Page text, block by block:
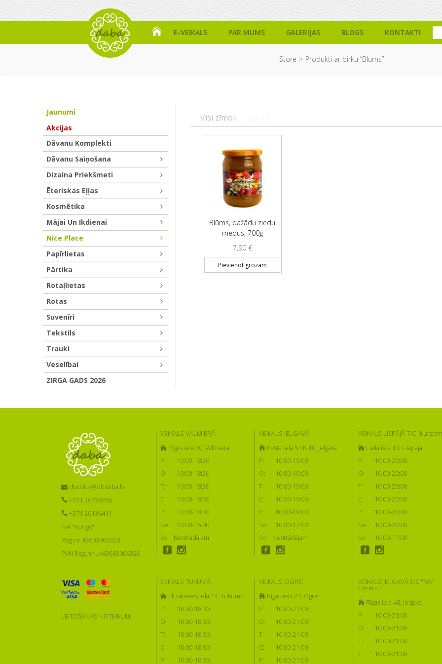
E-VEIKALS PAR MUMS GALERIJAS BLOGS KONTAKTI
Store Produkti ar birku “Blūms”
Visi zīmoli
Blūms, dažādu ziedu
medus, 700g
7,90 €
Pievienot grozam
Jaunumi
Akcijas
Dāvanu Komplekti
Dāvanu Saiņošana
Dizaina Priekšmeti
Ēteriskas Eļļas
Kosmētika
Mājai Un Ikdienai
Nice Place
Papīrlietas
Pārtika
Rotaļlietas
Rotas
Suvenīri
Tekstils
Trauki
Veselībai
ZIRGA GADS 2026
dbdaba@dbdaba.lv
+371 26739266
+371 26136411
SIA "Kongs"
Reģ.nr 43603006320
PVN Reģ.nr LV43603006320
LIETOŠANAS NOTEIKUMI
VEIKALS VALMIERĀ:
Rīgas iela 30, Valmiera
P:
10:00-18:30
O:
10:00-18:30
T:
10:00-18:30
C:
10:00-18:30
P:
10:00-18:30
Se:
10:00-15:00
Sv:
Nestrādājam
VEIKALS JELGAVĀ:
Pasta iela 51 K-10, Jelgava
P:
10:00-19:00
O:
10:00-19:00
T:
10:00-19:00
C:
10:00-19:00
P:
10:00-19:00
Se:
10:00-17:00
Sv:
Nestrādājam
VEIKALS LIEPĀJĀ T/C
Lielā iela 13, Liepāja
P:
10:00-20:00
O:
10:00-20:00
T:
10:00-20:00
C:
10:00-20:00
P:
10:00-20:00
Se:
10:00-20:00
Sv:
10:00-17:00
VEIKALS TUKUMĀ
Elizabetes iela 14, Tukums
P:
10:00-18:30
O:
10:00-18:30
T:
10:00-18:30
C:
10:00-18:30
P:
10:00-18:30
VEIKALS OGRĒ:
Rīgas iela 23, Ogre
P:
10:00-21:00
O:
10:00-21:00
T:
10:00-21:00
C:
10:00-21:00
P:
10:00-21:00
VEIKALS JELGAVĀ T/C "RAF
Centrs":
Rīgas iela 48, Jelgava
P:
10:00-21:00
O:
10:00-21:00
T:
10:00-21:00
C:
10:00-21:00